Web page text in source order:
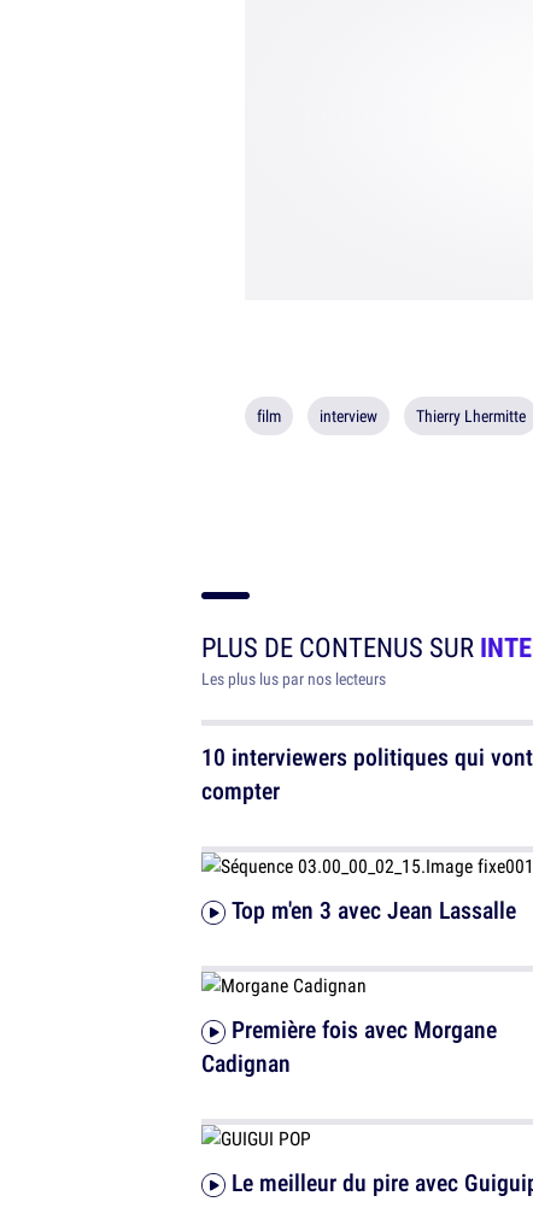
film interview Thierry Lhermitte
PLUS DE CONTENUS SUR
Les plus lus par nos lecteurs
10 interviewers politiques qui vont
compter
Top m'en 3 avec Jean Lassalle
Cadignan
Le meilleur du pire avec